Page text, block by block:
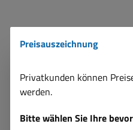
Preisauszeichnung
Privatkunden können
werden.
Bitte wählen Sie Ihre